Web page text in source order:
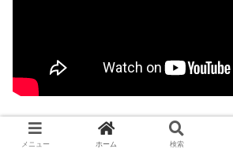
「RIZIN CONFESSIONS （ライコン
メニュー ホーム 検索